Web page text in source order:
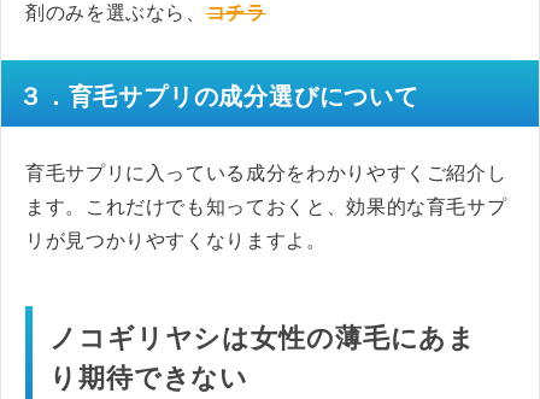
剤のみを選ぶなら、コチラ
３．育毛サプリの成分選びについて
育毛サプリに入っている成分をわかりやすくご紹介し
ます。これだけでも知っておくと、効果的な育毛サプ
リが見つかりやすくなりますよ。
ノコギリヤシは女性の薄毛にあま
り期待できない